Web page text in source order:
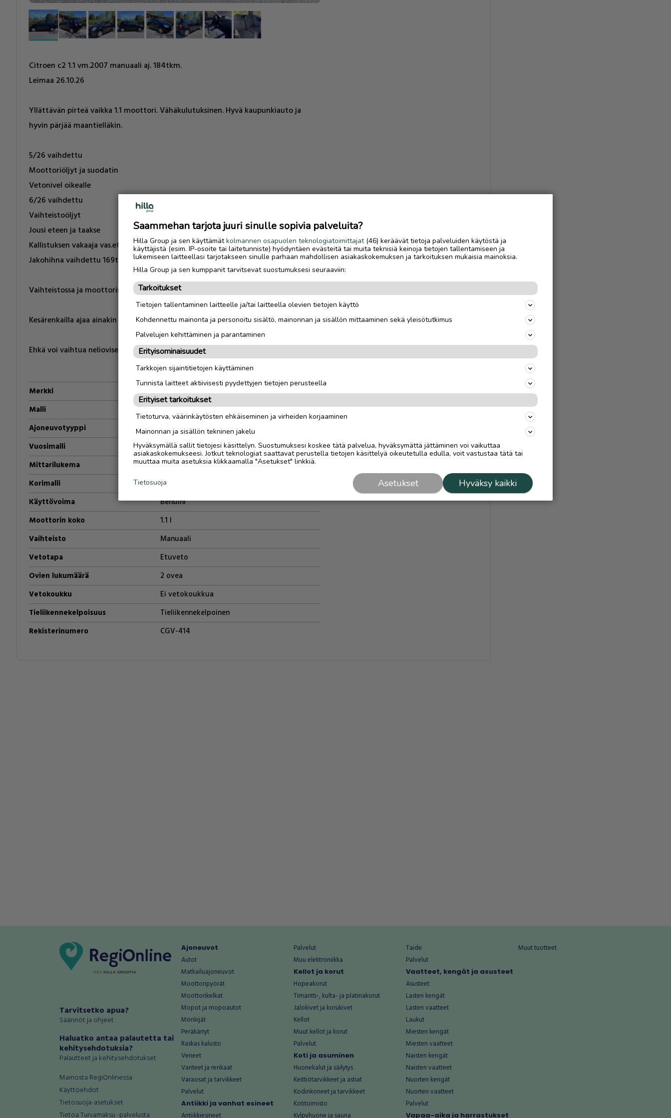
Citroen c2 1.1 vm.2007 manuaali aj. 184tkm.
Leimaa 26.10.26
Yllättävän pirteä vaikka 1.1 moottori. Vähäkulutuksinen. Hyvä kaupunkiauto ja
hyvin pärjää maantielläkin.
5/26 vaihdettu
Moottoriöljyt ja suodatin
Vetonivel oikealle
6/26 vaihdettu
Vaihteistoöljyt
Jousi eteen ja taakse
Kallistuksen vakaaja vas.eteen
Jakohihna vaihdettu 169tkm:ssa vuonna 2023.
Vaihteistossa ja moottorissa en ole huomannut ongelmia.
Kesärenkailla ajaa ainakin tämän kesän ja talvirenkaat hyvät.
Merkki
Citroën
Malli
C2
Ajoneuvotyyppi
Henkilöauto
Vuosimalli
2007 vm
Mittarilukema
184000km
Korimalli
Coupe
Käyttövoima
Bensiini
Moottorin koko
1.1 l
Vaihteisto
Manuaali
Vetotapa
Etuveto
Ovien lukumäärä
2 ovea
Vetokoukku
Ei vetokoukkua
Tieliikennekelpoisuus
Tieliikennekelpoinen
Rekisterinumero
CGV-414
Tarvitsetko apua?
Säännöt ja ohjeet
Haluatko antaa palautetta tai
kehitysehdotuksia?
Palautteet ja kehitysehdotukset
Mainosta RegiOnlinessa
Käyttöehdot
Tietosuoja-asetukset
Tietoa Turvamaksu -palvelusta
Ajoneuvot
Autot
Matkailuajoneuvot
Moottoripyörät
Moottorikelkat
Mopot ja mopoautot
Mönkijät
Peräkärryt
Raskas kalusto
Veneet
Vanteet ja renkaat
Varaosat ja tarvikkeet
Palvelut
Antiikki ja vanhat esineet
Palvelut
Muu elektroniikka
Kellot ja korut
Hopeakorut
Timantti-, kulta- ja platinakorut
Jalokivet ja korukivet
Kellot
Muut kellot ja korut
Palvelut
Koti ja asuminen
Huonekalut ja säilytys
Keittiötarvikkeet ja astiat
Kodinkoneet ja tarvikkeet
Kotitoimisto
Taide
Palvelut
Vaatteet, kengät ja asusteet
Asusteet
Lasten kengät
Lasten vaatteet
Laukut
Miesten kengät
Miesten vaatteet
Naisten kengät
Naisten vaatteet
Nuorten kengät
Nuorten vaatteet
Palvelut
Vapaa-aika ja harrastukset
Muut tuotteet
Saammehan tarjota juuri sinulle sopivia palveluita?
Hilla Group ja sen käyttämätkolmannen osapuolen teknologiatoimittajat(46) keräävät tietoja palveluiden käytöstä ja
käyttäjistä (esim. IP-osoite tai laitetunniste) hyödyntäen evästeitä tai muita teknisiä keinoja tietojen tallentamiseen ja
lukemiseen laitteellasi tarjotakseen sinulle parhaan mahdollisen asiakaskokemuksen ja tarkoituksen mukaisia mainoksia.
Hilla Group ja sen kumppanit tarvitsevat suostumuksesi seuraaviin:
Tarkoitukset
Tietojen tallentaminen laitteelle ja/tai laitteella olevien tietojen käyttö
Kohdennettu mainonta ja personoitu sisältö, mainonnan ja sisällön mittaaminen sekä yleisötutkimus
Palvelujen kehittäminen ja parantaminen
Erityisominaisuudet
Tarkkojen sijaintitietojen käyttäminen
Tunnista laitteet aktiivisesti pyydettyjen tietojen perusteella
Erityiset tarkoitukset
Tietoturva, väärinkäytösten ehkäiseminen ja virheiden korjaaminen
Mainonnan ja sisällön tekninen jakelu
Hyväksymällä sallit tietojesi käsittelyn. Suostumuksesi koskee tätä palvelua, hyväksymättä jättäminen voi vaikuttaa
asiakaskokemukseesi. Jotkut teknologiat saattavat perustella tietojen käsittelyä oikeutetulla edulla, voit vastustaa tätä tai
muuttaa muita asetuksia klikkaamalla "Asetukset" linkkiä.
Hyväksy kaikki
Asetukset
Tietosuoja